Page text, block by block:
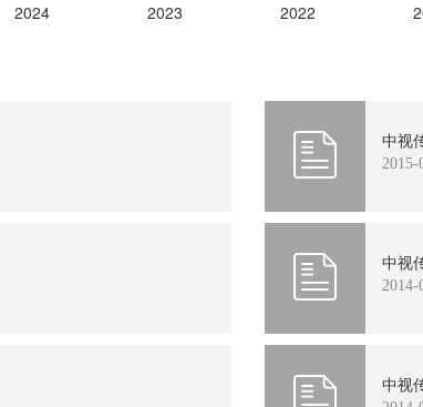
2024 2023 2022
中视
2015-
中视
2014-
中视